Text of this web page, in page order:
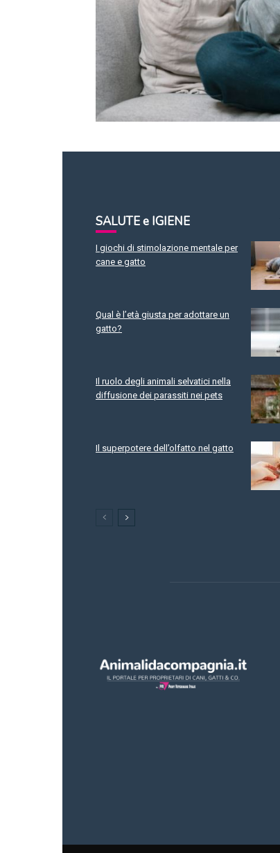
SALUTE e IGIENE
I giochi di stimolazione mentale per
cane e gatto
Qual è l’età giusta per adottare un
gatto?
Il ruolo degli animali selvatici nella
diffusione dei parassiti nei pets
Il superpotere dell’olfatto nel gatto